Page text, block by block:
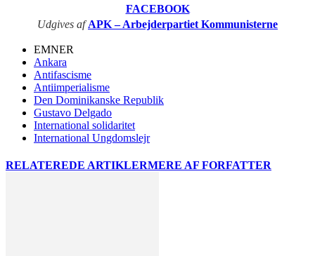
FACEBOOK
Udgives afAPK – Arbejderpartiet Kommunisterne
EMNER
Ankara
Antifascisme
Antiimperialisme
Den Dominikanske Republik
Gustavo Delgado
International solidaritet
International Ungdomslejr
RELATEREDE ARTIKLERMERE AF FORFATTER